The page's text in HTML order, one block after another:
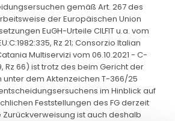
gemäß Art. 267 des
der Europäischen Union
EuGH-Urteile CILFIT u.a. vom
Rz 21; Consorzio Italian
Multiservizi vom 06.10.2021 - C-
Rz 66) ist trotz des beim Gericht der
unter dem Aktenzeichen T-366/25
im Hinblick auf
Feststellungen des FG derzeit
Zurückverweisung ist auch deshalb